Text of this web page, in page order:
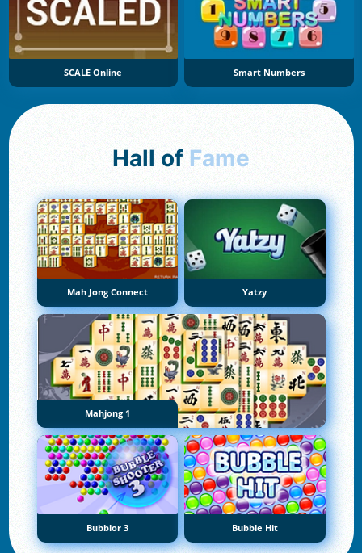
SCALE Online Smart Numbers
Hall of Fame
Mah Jong Connect Yatzy
Mahjong 1
Bubblor 3 Bubble Hit